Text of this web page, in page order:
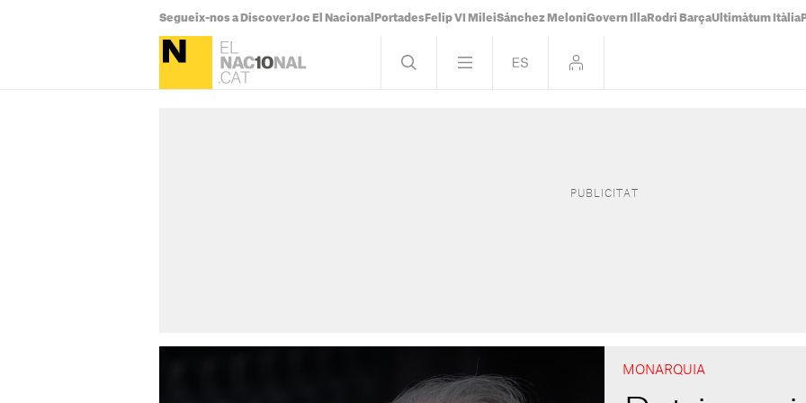
Segueix-nos a DiscoverJoc El Nacional Portades Felip VI MileiSánchez MeloniGovern Illa Rodri BarçaUltimàtum Itàlia
MONARQUIA